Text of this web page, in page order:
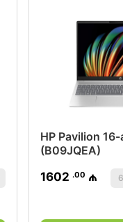
HP Pavilion
(B09JQEA)
1602 .00 ₼